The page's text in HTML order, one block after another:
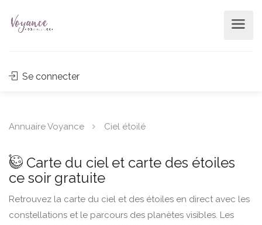
Se connecter
Annuaire Voyance Ciel étoilé
Carte du ciel et carte des étoiles
ce soir gratuite
Retrouvez la carte du ciel et des étoiles en direct avec les
constellations et le parcours des planètes visibles. Les